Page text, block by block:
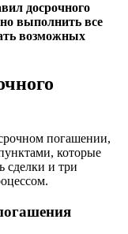
досрочного
выполнить все
возможных
погашении,
которые
сделки и три